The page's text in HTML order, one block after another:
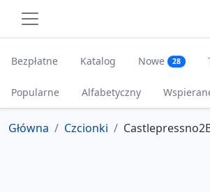
Bezpłatne Katalog Nowe 28
Popularne Alfabetyczny
Główna Czcionki